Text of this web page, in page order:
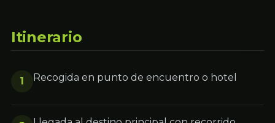
Itinerario
1 Recogida en punto de encuentro o hotel